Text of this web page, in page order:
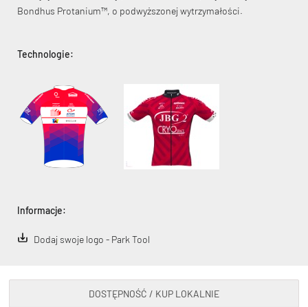
KryptoFlex Key Cable
34,90 zł* 89,00 zł*
Bondhus Protanium™, o podwyższonej wytrzymałości.
Technologie:
Informacje:
Dodaj swoje logo - Park Tool
DOSTĘPNOŚĆ / KUP LOKALNIE